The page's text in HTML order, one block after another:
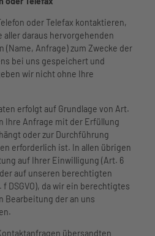
oder Telefax kontaktieren,
daraus hervorgehenden
(Name, Anfrage) zum Zwecke der
bei uns gespeichert und
wir nicht ohne Ihre
erfolgt auf Grundlage von Art.
Ihre Anfrage mit der Erfüllung
oder zur Durchführung
erforderlich ist. In allen übrigen
auf Ihrer Einwilligung (Art. 6
auf unseren berechtigten
DSGVO), da wir ein berechtigtes
Bearbeitung der an uns
übersandten